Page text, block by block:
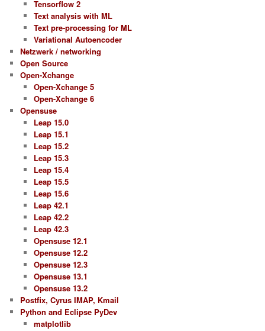
Tensorflow 2
Text analysis with ML
Text pre-processing for ML
Variational Autoencoder
Netzwerk / networking
Open Source
Open-Xchange
Open-Xchange 5
Open-Xchange 6
Opensuse
Leap 15.0
Leap 15.1
Leap 15.2
Leap 15.3
Leap 15.4
Leap 15.5
Leap 15.6
Leap 42.1
Leap 42.2
Leap 42.3
Opensuse 12.1
Opensuse 12.2
Opensuse 12.3
Opensuse 13.1
Opensuse 13.2
Postfix, Cyrus IMAP, Kmail
Python and Eclipse PyDev
matplotlib